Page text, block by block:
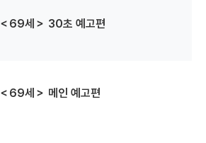
＜69세＞ 30초 예고편
＜69세＞ 메인 예고편